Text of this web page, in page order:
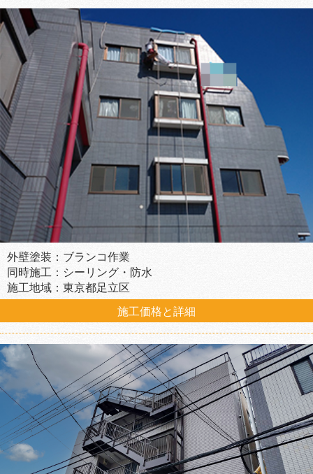
外壁塗装：ブランコ作業
同時施工：シーリング・防水
施工地域：東京都足立区
施工価格と詳細